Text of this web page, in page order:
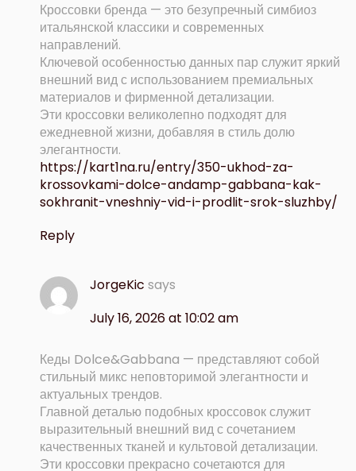
Кроссовки бренда — это безупречный симбиоз
итальянской классики и современных
направлений.
Ключевой особенностью данных пар служит яркий
внешний вид с использованием премиальных
материалов и фирменной детализации.
Эти кроссовки великолепно подходят для
ежедневной жизни, добавляя в стиль долю
элегантности.
https://kart1na.ru/entry/350-ukhod-za-
krossovkami-dolce-andamp-gabbana-kak-
sokhranit-vneshniy-vid-i-prodlit-srok-sluzhby/
Reply
JorgeKic says
July 16, 2026 at 10:02 am
Кеды Dolce&Gabbana — представляют собой
стильный микс неповторимой элегантности и
актуальных трендов.
Главной деталью подобных кроссовок служит
выразительный внешний вид с сочетанием
качественных тканей и культовой детализации.
Эти кроссовки прекрасно сочетаются для